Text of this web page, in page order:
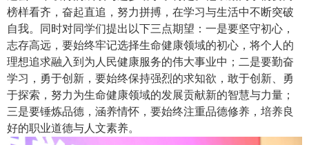
榜样看齐，奋起直追，努力拼搏，在学习与生活中不断突破
自我。同时对同学们提出以下三点期望：一是要坚守初心，
志存高远，要始终牢记选择生命健康领域的初心，将个人的
理想追求融入到为人民健康服务的伟大事业中；二是要勤奋
学习，勇于创新，要始终保持强烈的求知欲，敢于创新、勇
于探索，努力为生命健康领域的发展贡献新的智慧与力量；
三是要锤炼品德，涵养情怀，要始终注重品德修养，培养良
好的职业道德与人文素养。